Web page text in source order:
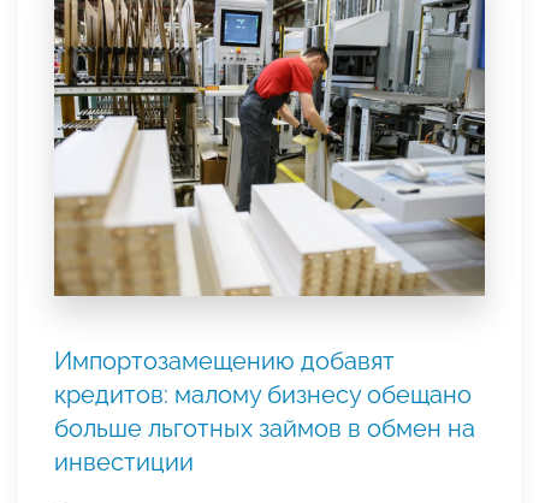
Импортозамещению добавят
кредитов: малому бизнесу обещано
больше льготных займов в обмен на
инвестиции